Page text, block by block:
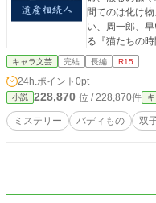
間てのは化け
い、周一郎、
る『猫たちの時
キャラ文芸 完結 長編 R15
24h.ポイント 0pt
小説 228,870 位 / 228,870件
ミステリー バディもの 双